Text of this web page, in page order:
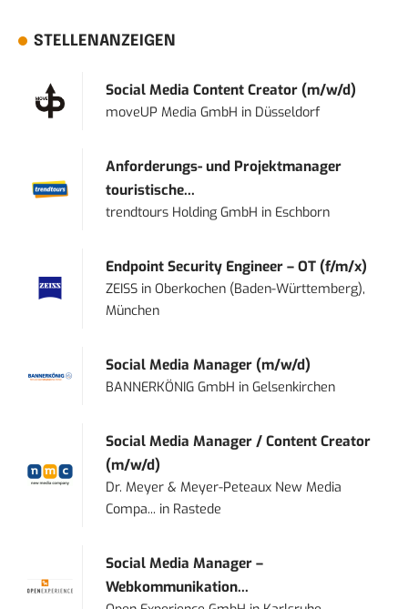
STELLENANZEIGEN
Social Media Content Creator (m/w/d)
moveUP Media GmbH in Düsseldorf
Anforderungs- und Projektmanager
touristische...
trendtours Holding GmbH in Eschborn
Endpoint Security Engineer – OT (f/m/x)
ZEISS inOberkochen (Baden-Württemberg),
München
Social Media Manager (m/w/d)
BANNERKÖNIG GmbH inGelsenkirchen
Social Media Manager / Content Creator
(m/w/d)
Dr. Meyer & Meyer-Peteaux New Media
Compa... in Rastede
Social Media Manager –
Webkommunikation...